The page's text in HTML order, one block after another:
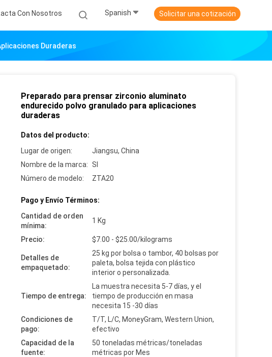
Con Nosotros Spanish Solicitar una cotización
Duraderas
Preparado para prensar zirconio aluminato
endurecido polvo granulado para aplicaciones
duraderas
Datos del producto:
Lugar de origen:
Jiangsu, China
Nombre de la marca: SI
Número de modelo:
ZTA20
Pago y Envío Términos:
Cantidad de orden
mínima:
1 Kg
Precio: $7.00 - $25.00/kilograms
Detalles de
empaquetado:
25 kg por bolsa o tambor, 40 bolsas por
paleta, bolsa tejida con plástico
interior o personalizada.
Tiempo de entrega:
La muestra necesita 5-7 días, y el
tiempo de producción en masa
necesita 15 -30 días
Condiciones de
pago:
T/T, L/C, MoneyGram, Western Union,
efectivo
Capacidad de la
fuente:
50 toneladas métricas/toneladas
métricas por Mes